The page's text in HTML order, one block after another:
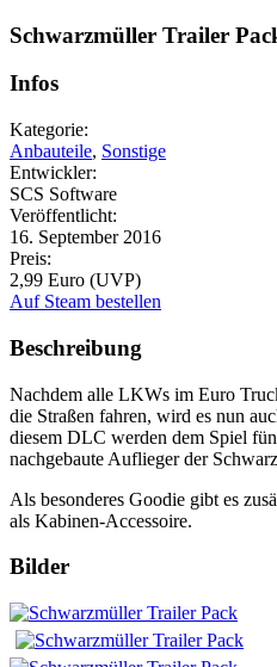
Schwarzmüller Trailer
Infos
Kategorie:
Anbauteile, Sonstige
Entwickler:
SCS Software
Veröffentlicht:
16. September 2016
Preis:
2,99 Euro (UVP)
Auf Steam bestellen
Beschreibung
Nachdem alle LKWs im Euro
die Straßen fahren, wird es nun
diesem DLC werden dem Spiel
nachgebaute Auflieger der
Als besonderes Goodie gibt es
als Kabinen-Accessoire.
Bilder